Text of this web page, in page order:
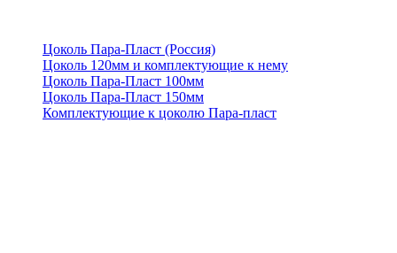
Цоколь Пара-Пласт (Россия)
Цоколь 120мм и комплектующие к нему
Цоколь Пара-Пласт 100мм
Цоколь Пара-Пласт 150мм
Комплектующие к цоколю Пара-пласт